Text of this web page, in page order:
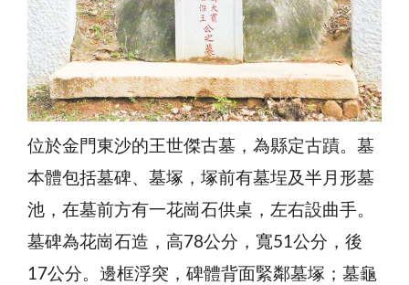
位於金門東沙的王世傑古墓，為縣定古蹟。墓
本體包括墓碑、墓塚，塚前有墓埕及半月形墓
池，在墓前方有一花崗石供桌，左右設曲手。
墓碑為花崗石造，高78公分，寬51公分，後
17公分。邊框浮突，碑體背面緊鄰墓塚；墓龜